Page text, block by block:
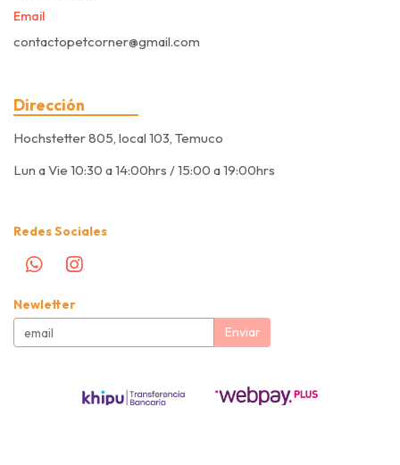
Email
contactopetcorner@gmail.com
Dirección
Hochstetter 805, local 103, Temuco
Lun a Vie 10:30 a 14:00hrs / 15:00 a 19:00hrs
Redes Sociales
Newletter
Enviar